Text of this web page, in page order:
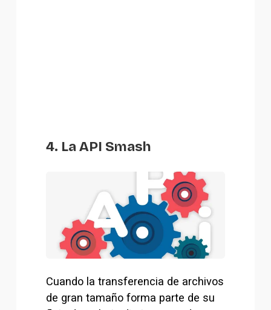
4. La API Smash
Cuando la transferencia de archivos
de gran tamaño forma parte de su